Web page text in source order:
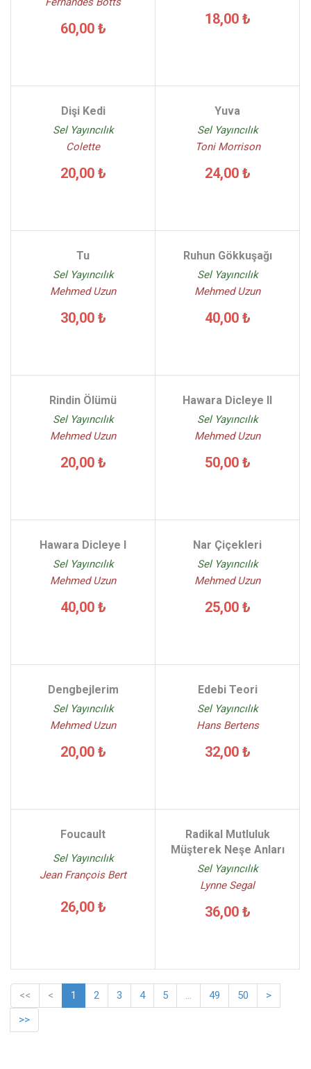
60,00 ₺
18,00 ₺
Dişi Kedi
Sel Yayıncılık
Colette
20,00 ₺
Yuva
Sel Yayıncılık
Toni Morrison
24,00 ₺
Tu
Sel Yayıncılık
Mehmed Uzun
30,00 ₺
Ruhun Gökkuşağı
Sel Yayıncılık
Mehmed Uzun
40,00 ₺
Rindin Ölümü
Sel Yayıncılık
Mehmed Uzun
20,00 ₺
Hawara Dicleye II
Sel Yayıncılık
Mehmed Uzun
50,00 ₺
Hawara Dicleye I
Sel Yayıncılık
Mehmed Uzun
40,00 ₺
Nar Çiçekleri
Sel Yayıncılık
Mehmed Uzun
25,00 ₺
Dengbejlerim
Sel Yayıncılık
Mehmed Uzun
20,00 ₺
Edebi Teori
Sel Yayıncılık
Hans Bertens
32,00 ₺
Foucault
Sel Yayıncılık
Jean François Bert
26,00 ₺
Radikal Mutluluk
Müşterek Neşe Anları
Sel Yayıncılık
Lynne Segal
36,00 ₺
<< < 1 2 3 4 5 ... 49 50
>
>>